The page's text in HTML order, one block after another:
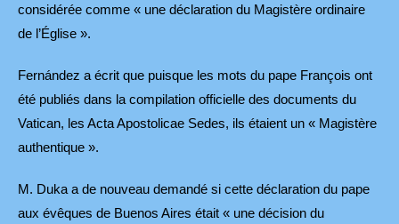
considérée comme « une déclaration du Magistère ordinaire
de l’Église ».
Fernández a écrit que puisque les mots du pape François ont
été publiés dans la compilation officielle des documents du
Vatican, les Acta Apostolicae Sedes, ils étaient un « Magistère
authentique ».
M. Duka a de nouveau demandé si cette déclaration du pape
aux évêques de Buenos Aires était « une décision du